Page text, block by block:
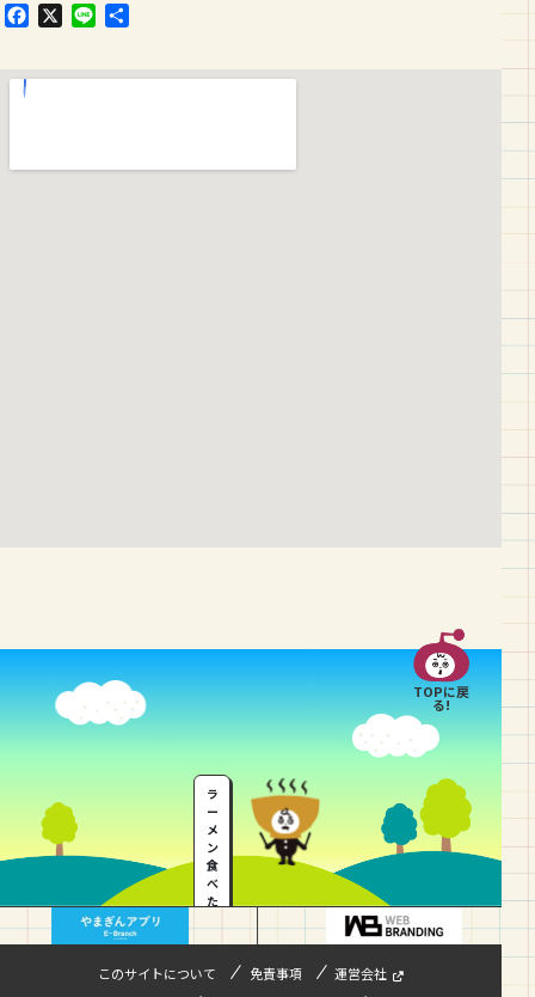
F
e
X
L
e
TOPに戻
る!
ラ
ー
メ
ン
食
べ
た
このサイトについて 免責事項
運営会社